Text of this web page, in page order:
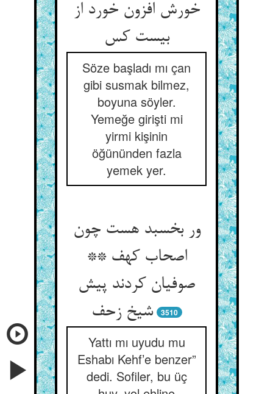
خورش افزون خورد از
بیست کس‏
Söze başladı mı çan
gibi susmak bilmez,
boyuna söyler.
Yemeğe girişti mi
yirmi kişinin
öğününden fazla
yemek yer.
ور بخسبد هست چون
اصحاب کهف **
صوفیان کردند پیش
شیخ زحف‏
3510
Yattı mı uyudu mu
Eshabı Kehf’e benzer”
dedi. Sofiler, bu üç